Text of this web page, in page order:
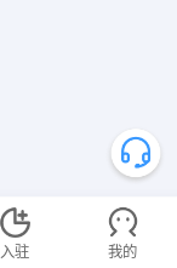
入驻 我的